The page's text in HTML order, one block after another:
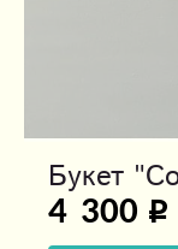
Букет
4 300